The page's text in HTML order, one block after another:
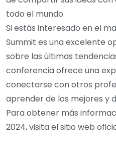
todo el mundo.
Si estás interesado en el
Summit es una excelente
sobre las últimas
conferencia ofrece una
conectarse con otros
aprender de los mejores y
Para obtener más
2024, visita el sitio web